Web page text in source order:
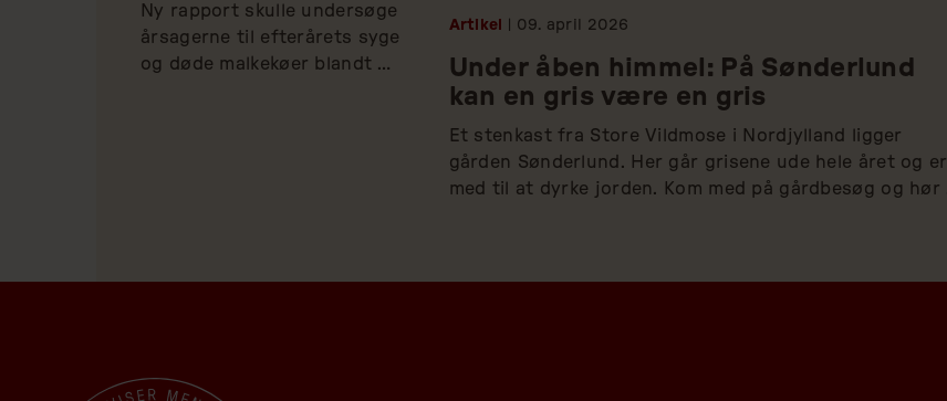
Ny rapport skulle undersøge
årsagerne til efterårets syge
og døde malkekøer blandt
Artikel | 09. april 2026
Under åben himmel: På Sønderlund
kan en gris være en gris
Et stenkast fra Store Vildmose i Nordjylland ligger
gården Sønderlund. Her går grisene ude hele året og er
med til at dyrke jorden. Kom med på gårdbesøg og hør